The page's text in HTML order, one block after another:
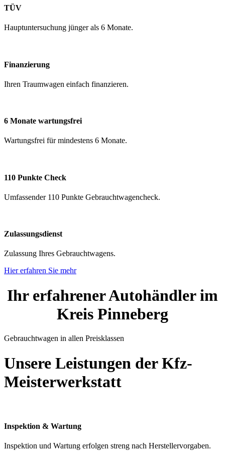
TÜV
Hauptuntersuchung jünger als 6 Monate.
Finanzierung
Ihren Traumwagen einfach finanzieren.
6 Monate wartungsfrei
Wartungsfrei für mindestens 6 Monate.
110 Punkte Check
Umfassender 110 Punkte Gebrauchtwagencheck.
Zulassungsdienst
Zulassung Ihres Gebrauchtwagens.
Hier erfahren Sie mehr
Ihr erfahrenerAutohändlerim
Kreis Pinneberg
Gebrauchtwagen in allen Preisklassen
Unsere Leistungen der Kfz-
Meisterwerkstatt
Inspektion & Wartung
Inspektion und Wartung erfolgen streng nach Herstellervorgaben.